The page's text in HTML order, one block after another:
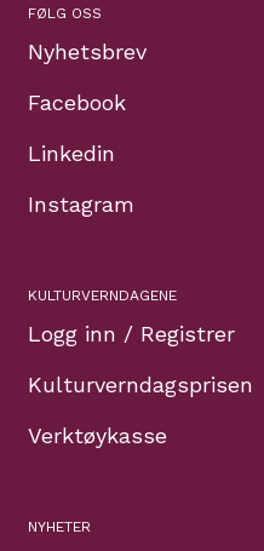
FØLG OSS
Nyhetsbrev
Facebook
Linkedin
Instagram
KULTURVERNDAGENE
Logg inn / Registrer
Kulturverndagsprisen
Verktøykasse
NYHETER